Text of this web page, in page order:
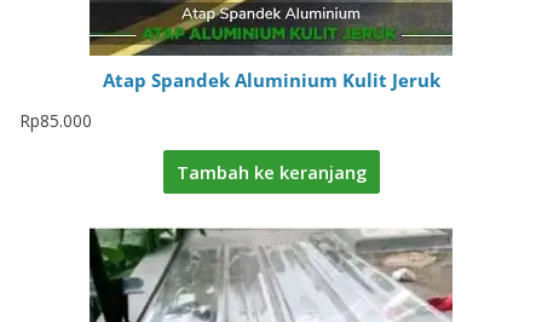
Atap Spandek Aluminium Kulit Jeruk
Rp85.000
Tambah ke keranjang